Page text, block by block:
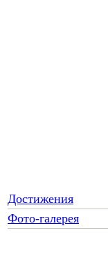
Достижения
Фото-галерея